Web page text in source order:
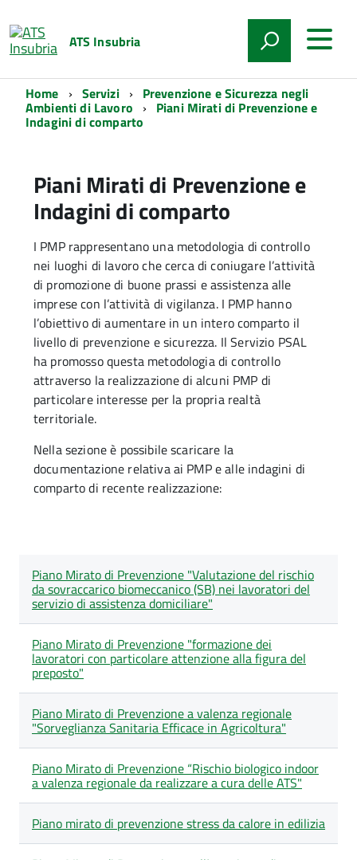
ATS Insubria
Home Servizi Prevenzione e Sicurezza negli
Ambienti di Lavoro Piani Mirati di Prevenzione e
Indagini di comparto
Piani Mirati di Prevenzione e
Indagini di comparto
I PMP rappresentano una metodologia di controllo
nei luoghi di lavoro che cerca di coniugare l’attività
di promozione di buone prassi e assistenza alle
imprese con l’attività di vigilanza. I PMP hanno
l’obiettivo di aumentare in un intero comparto il
livello di prevenzione e sicurezza. Il Servizio PSAL
ha promosso questa metodologia di controllo
attraverso la realizzazione di alcuni PMP di
particolare interesse per la propria realtà
territoriale.
Nella sezione è possibile scaricare la
documentazione relativa ai PMP e alle indagini di
comparto di recente realizzazione:
degli
articoli
nella
categoria
Mirati
Prevenzione
e
Indagini
comparto
Titolo
Piano Mirato di Prevenzione "Valutazione del rischio
da sovraccarico biomeccanico (SB) nei lavoratori del
servizio di assistenza domiciliare"
Piano Mirato di Prevenzione "formazione dei
lavoratori con particolare attenzione alla figura del
preposto"
Piano Mirato di Prevenzione a valenza regionale
"Sorveglianza Sanitaria Efficace in Agricoltura"
Piano Mirato di Prevenzione “Rischio biologico indoor
a valenza regionale da realizzare a cura delle ATS"
Piano mirato di prevenzione stress da calore in edilizia